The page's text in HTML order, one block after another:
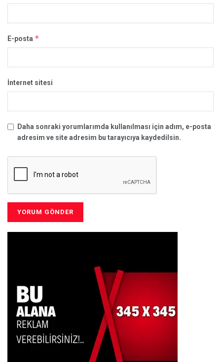
E-posta *
İnternet sitesi
Daha sonraki yorumlarımda kullanılması için adım, e-posta
adresim ve site adresim bu tarayıcıya kaydedilsin.